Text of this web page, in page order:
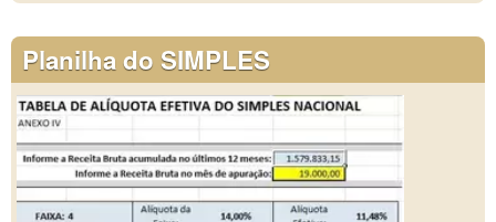
Planilha do SIMPLES